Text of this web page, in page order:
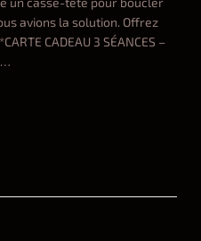
avions la solution. Offrez
CADEAU 3 SÉANCES –